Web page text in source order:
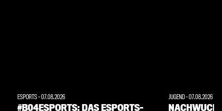
ESPORTS-07.08.2026
#B04ESPORTS: DAS ESPORTS-
JUGEND-07.08.2026